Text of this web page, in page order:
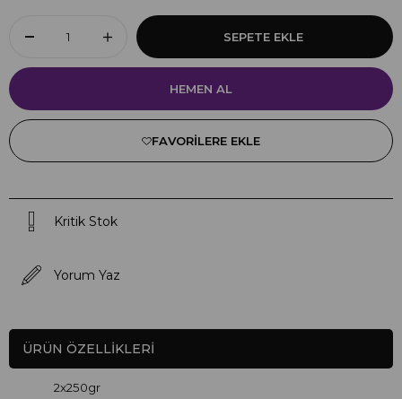
FAVORILERE EKLE
Kritik Stok
Yorum Yaz
ÜRÜN ÖZELLIKLERI
2x250gr